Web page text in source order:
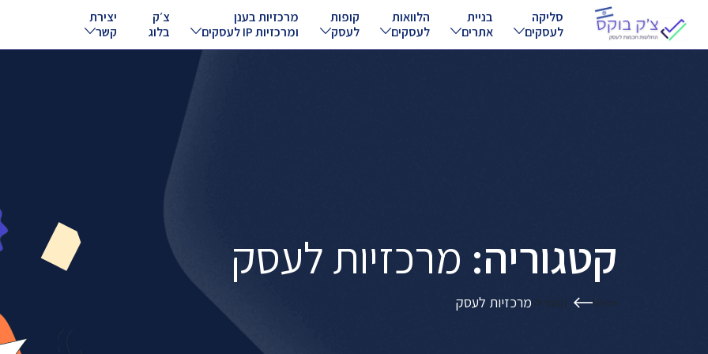
סליקה
לעסקים
בניית
אתרים
הלוואות
לעסקים
קופות
לעסק
מרכזיות בענן
ומרכזיות IP לעסקים
צ׳ק
בלוג
יצירת
קשר
קטגוריה:מרכזיות לעסק
קטגוריה: מרכזיות לעסק
Home קטגוריה: מרכזיות לעסק